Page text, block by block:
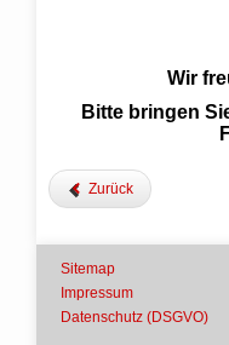
Wir
Bitte bringen
Zurück
Sitemap
Impressum
Datenschutz (DSGVO)